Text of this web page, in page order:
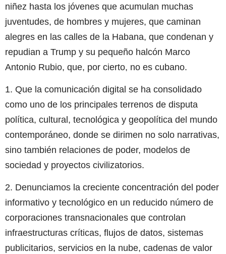
niñez hasta los jóvenes que acumulan muchas
juventudes, de hombres y mujeres, que caminan
alegres en las calles de la Habana, que condenan y
repudian a Trump y su pequeño halcón Marco
Antonio Rubio, que, por cierto, no es cubano.
1. Que la comunicación digital se ha consolidado
como uno de los principales terrenos de disputa
política, cultural, tecnológica y geopolítica del mundo
contemporáneo, donde se dirimen no solo narrativas,
sino también relaciones de poder, modelos de
sociedad y proyectos civilizatorios.
2. Denunciamos la creciente concentración del poder
informativo y tecnológico en un reducido número de
corporaciones transnacionales que controlan
infraestructuras críticas, flujos de datos, sistemas
publicitarios, servicios en la nube, cadenas de valor